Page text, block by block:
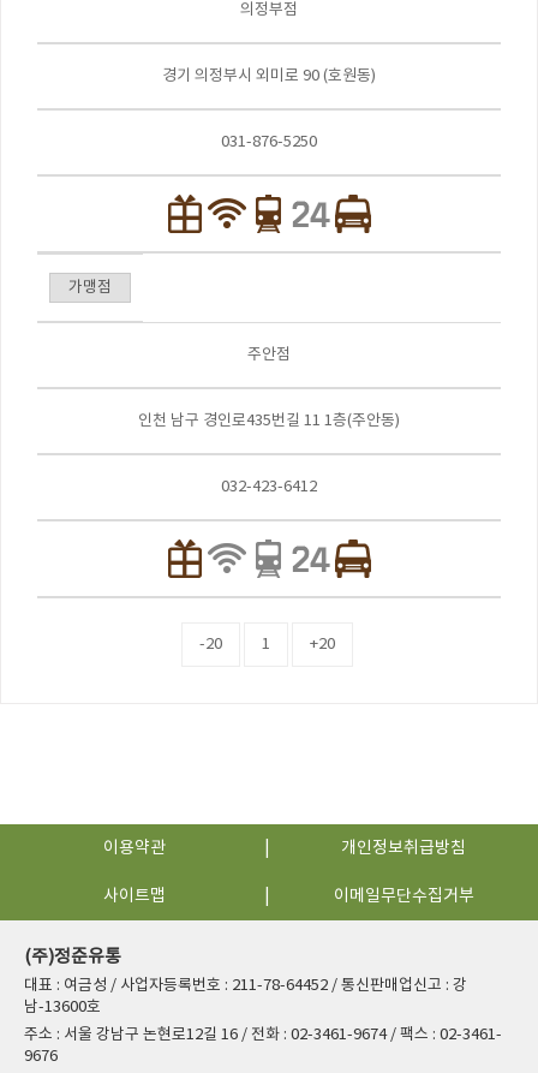
의정부점
경기 의정부시 외미로 90 (호원동)
031-876-5250
가맹점
주안점
인천 남구 경인로435번길 11 1층(주안동)
032-423-6412
-20 1 +20
이용약관 개인정보취급방침
사이트맵 이메일무단수집거부
(주)정준유통
대표 : 여금성 / 사업자등록번호 : 211-78-64452 / 통신판매업신고 : 강
남-13600호
주소 : 서울 강남구 논현로12길 16 / 전화 : 02-3461-9674 / 팩스 : 02-3461-
9676